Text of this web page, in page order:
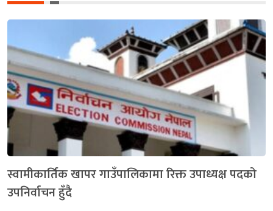
स्वामीकार्तिक खापर गाउँपालिकामा रिक्त उपाध्यक्ष पदको
उपनिर्वाचन हुँदै